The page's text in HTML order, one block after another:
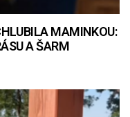
MAMINKOU:
A ŠARM